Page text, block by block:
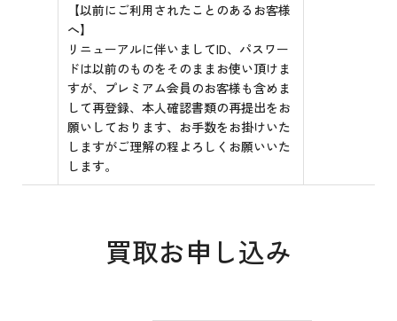
【以前にご利用されたことのあるお客様
へ】
リニューアルに伴いましてID、パスワー
ドは以前のものをそのままお使い頂けま
すが、プレミアム会員のお客様も含めま
して再登録、本人確認書類の再提出をお
願いしております、お手数をお掛けいた
しますがご理解の程よろしくお願いいた
します。
買取お申し込み